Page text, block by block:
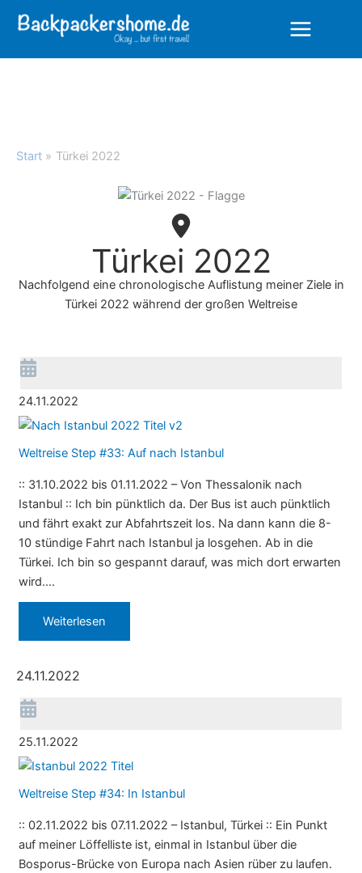
Inhalt
Start Türkei 2022
Türkei 2022
Nachfolgend eine chronologische Auflistung meiner Ziele in
Türkei 2022 während der großen Weltreise
24.11.2022
Weltreise Step #33: Auf nach Istanbul
:: 31.10.2022 bis 01.11.2022 – Von Thessalonik nach
Istanbul :: Ich bin pünktlich da. Der Bus ist auch pünktlich
und fährt exakt zur Abfahrtszeit los. Na dann kann die 8-
10 stündige Fahrt nach Istanbul ja losgehen. Ab in die
Türkei. Ich bin so gespannt darauf, was mich dort erwarten
wird….
Weiterlesen
24.11.2022
25.11.2022
Weltreise Step #34: In Istanbul
:: 02.11.2022 bis 07.11.2022 – Istanbul, Türkei :: Ein Punkt
auf meiner Löffelliste ist, einmal in Istanbul über die
Bosporus-Brücke von Europa nach Asien rüber zu laufen.